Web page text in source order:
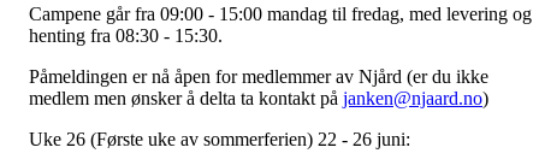
Campene går fra 09:00 - 15:00 mandag til fredag, med levering og
henting fra 08:30 - 15:30.
Påmeldingen er nå åpen for medlemmer av Njård (er du ikke
medlem men ønsker å delta ta kontakt på janken@njaard.no)
Uke 26 (Første uke av sommerferien) 22 - 26 juni: